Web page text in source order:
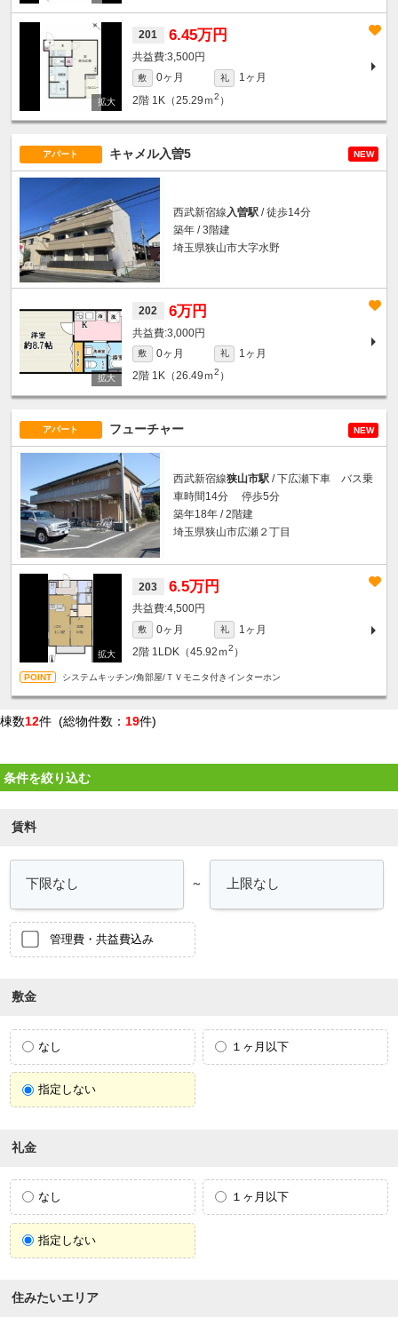
201 6.45万円
3,500円
敷 0ヶ月 礼
1ヶ月
2階 1K（25.29ｍ2 ）
アパート キャメル入曽5 NEW
西武新宿線 入曽駅 / 徒歩14分
築年 / 3階建
埼玉県狭山市大字水野
202 6万円
3,000円
敷 0ヶ月 礼
1ヶ月
2階 1K（26.49ｍ2 ）
アパート フューチャー NEW
西武新宿線狭山市駅 / 下広瀬下車 バス乗
車時間14分 停歩5分
築年18年 / 2階建
埼玉県狭山市広瀬２丁目
203 6.5万円
4,500円
敷 0ヶ月 礼
1ヶ月
2階 1LDK（45.92ｍ2 ）
システムキッチン/角部屋/ＴＶモニタ付きインターホン
棟数12件 (総物件数： 19件)
条件を絞り込む
賃料
～
管理費・共益費込み
敷金
なし １ヶ月以下
指定しない
礼金
なし １ヶ月以下
指定しない
住みたいエリア